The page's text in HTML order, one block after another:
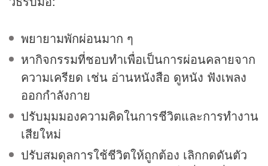
พยายามพักผ่อนมาก ๆ
หากิจกรรมที่ชอบทำเพื่อเป็นการผ่อนคลายจาก
ความเครียด เช่น อ่านหนังสือ ดูหนัง ฟังเพลง
ออกกำลังกาย
ปรับมุมมองความคิดในการชีวิตและการทำงาน
เสียใหม่
ปรับสมดุลการใช้ชีวิตให้ถูกต้อง เลิกกดดันตัว